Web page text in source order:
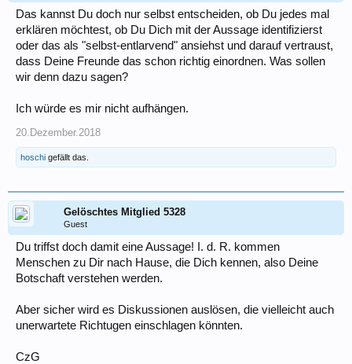
Das kannst Du doch nur selbst entscheiden, ob Du jedes mal
erklären möchtest, ob Du Dich mit der Aussage identifizierst
oder das als "selbst-entlarvend" ansiehst und darauf vertraust,
dass Deine Freunde das schon richtig einordnen. Was sollen
wir denn dazu sagen?
Ich würde es mir nicht aufhängen.
20.Dezember.2018
hoschi gefällt das.
Gelöschtes Mitglied 5328
Guest
Du triffst doch damit eine Aussage! I. d. R. kommen
Menschen zu Dir nach Hause, die Dich kennen, also Deine
Botschaft verstehen werden.
Aber sicher wird es Diskussionen auslösen, die vielleicht auch
unerwartete Richtugen einschlagen könnten.
CzG